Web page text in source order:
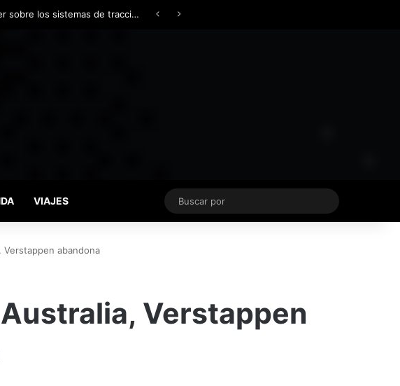
de Kartismo
VIAJES
Buscar
por
abandona
Verstappen